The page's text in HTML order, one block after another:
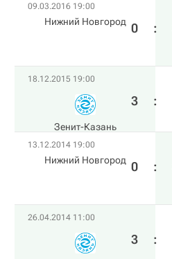
09.03.2016 19:00
Нижний Новгород 0 :
18.12.2015 19:00
Зенит-Казань
3 :
13.12.2014 19:00
Нижний Новгород 0 :
26.04.2014 11:00
3 :